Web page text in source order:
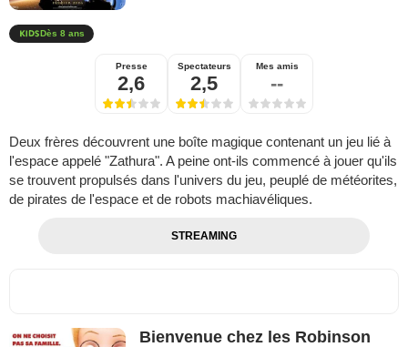
Dès 8 ans
Presse
2,6
Spectateurs
2,5
Mes amis
--
Deux frères découvrent une boîte magique contenant un jeu lié à
l'espace appelé "Zathura". A peine ont-ils commencé à jouer qu'ils
se trouvent propulsés dans l'univers du jeu, peuplé de météorites,
de pirates de l'espace et de robots machiavéliques.
STREAMING
Bienvenue chez les Robinson